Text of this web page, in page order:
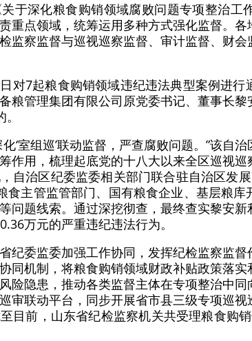
于深化粮食购销领域腐败问题专项整治工
重点领域，统筹运用多种方式强化监督。
监察监督与巡视巡察监督、审计监督、财
对7起粮食购销领域违纪违法典型案例进
粮管理集团有限公司原党委书记、董事长
‘室组巡’联动监督，严查腐败问题。”该自
作用，梳理起底党的十八大以来全区巡视
自治区纪委监委相关部门联合驻自治区发
食主管监管部门、国有粮食企业、基层粮
问题线索。通过深挖彻查，最终查实黎安
万元的严重违纪违法行为。
纪委监委加强工作协同，发挥纪检监察监
同机制，将粮食购销领域财政补贴政策落
险隐患，推动各类监督主体在专项整治中
审联动平台，同步开展省市县三级专项巡
目前，山东省纪检监察机关共受理粮食购